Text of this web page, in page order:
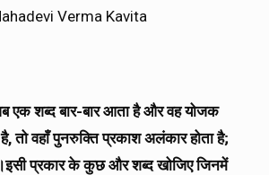
Verma Kavita
एक शब्द बार-बार आता है और वह योजक
है, तो वहाँ पुनरुक्ति प्रकाश अलंकार होता है;
प्रकार के कुछ और शब्द खोजिए जिनमें